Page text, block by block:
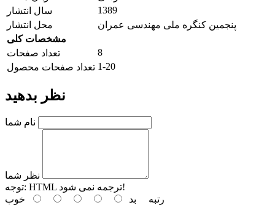
سال انتشار
1389
محل انتشار
پنجمین کنگره ملی مهندسی عمران
مشخصات کلی
تعداد صفحات
8
تعداد صفحات محصول 1-20
نظر بدهید
نام شما
نظر شما
توجه:
HTML ترجمه نمی شود!
رتبه بد خوب